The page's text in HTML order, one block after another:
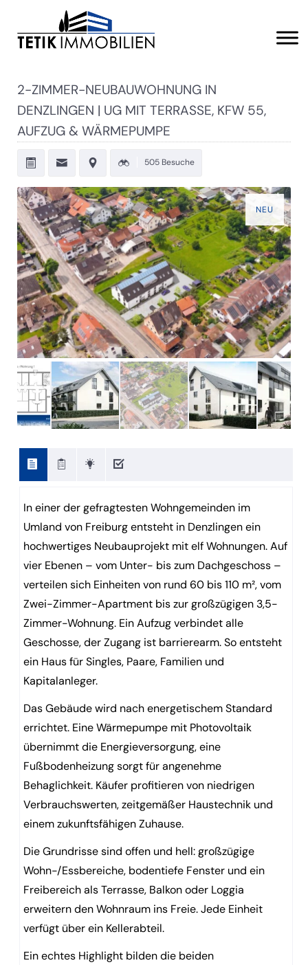
2-ZIMMER-NEUBAUWOHNUNG IN
DENZLINGEN | UG MIT TERRASSE, KFW 55,
AUFZUG & WÄRMEPUMPE
505 Besuche
NEU
In einer der gefragtesten Wohngemeinden im
Umland von Freiburg entsteht in Denzlingen ein
hochwertiges Neubauprojekt mit elf Wohnungen. Auf
vier Ebenen – vom Unter- bis zum Dachgeschoss –
verteilen sich Einheiten von rund 60 bis 110 m², vom
Zwei-Zimmer-Apartment bis zur großzügigen 3,5-
Zimmer-Wohnung. Ein Aufzug verbindet alle
Geschosse, der Zugang ist barrierearm. So entsteht
ein Haus für Singles, Paare, Familien und
Kapitalanleger.
Das Gebäude wird nach energetischem Standard
errichtet. Eine Wärmepumpe mit Photovoltaik
übernimmt die Energieversorgung, eine
Fußbodenheizung sorgt für angenehme
Behaglichkeit. Käufer profitieren von niedrigen
Verbrauchswerten, zeitgemäßer Haustechnik und
einem zukunftsfähigen Zuhause.
Die Grundrisse sind offen und hell: großzügige
Wohn-/Essbereiche, bodentiefe Fenster und ein
Freibereich als Terrasse, Balkon oder Loggia
erweitern den Wohnraum ins Freie. Jede Einheit
verfügt über ein Kellerabteil.
Ein echtes Highlight bilden die beiden